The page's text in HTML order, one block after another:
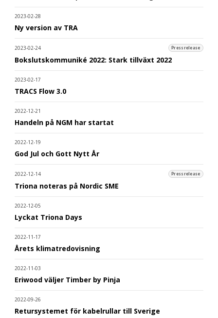
2023-02-28
Ny version av TRA
2023-02-24 Pressrelease
Bokslutskommuniké 2022: Stark tillväxt 2022
2023-02-17
TRACS Flow 3.0
2022-12-21
Handeln på NGM har startat
2022-12-19
God Jul och Gott Nytt År
2022-12-14 Pressrelease
Triona noteras på Nordic SME
2022-12-05
Lyckat Triona Days
2022-11-17
Årets klimatredovisning
2022-11-03
Eriwood väljer Timber by Pinja
2022-09-26
Retursystemet för kabelrullar till Sverige